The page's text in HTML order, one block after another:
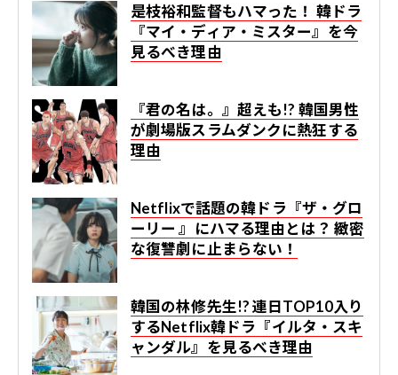
是枝裕和監督もハマった！ 韓ドラ
『マイ・ディア・ミスター』を今
見るべき理由
『君の名は。』超えも!? 韓国男性
が劇場版スラムダンクに熱狂する
理由
Netflixで話題の韓ドラ『ザ・グロ
ーリー 』にハマる理由とは？ 緻密
な復讐劇に止まらない！
韓国の林修先生!? 連日TOP10入り
するNetflix韓ドラ『イルタ・スキ
ャンダル』を見るべき理由